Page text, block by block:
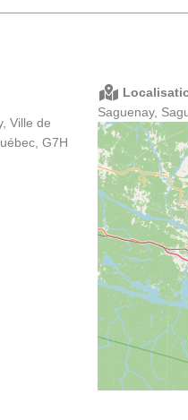
Ville de
G7H
Saguenay,